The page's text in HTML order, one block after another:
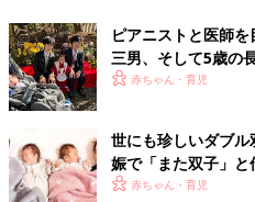
「双子ママ達が社会や人とつな
ークルなどの居場所が必要だと
ルでもいいわけではありません
クルに行ったことがありますが
いのがあって、輪に入れないと
ました」（中原さん）
ピアニストと医師
三男、そして5歳の
しくない」母の思い
赤ちゃん・育児
世にも珍しいダブ
娠で「また双子」と
安が巡り…!?【体験談
赤ちゃん・育児